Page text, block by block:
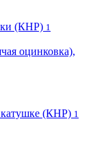
(КНР) 1
оцинковка),
катушке (КНР) 1